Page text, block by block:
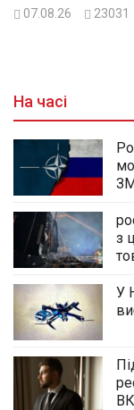
07.08.26 23031
На часі
з
У